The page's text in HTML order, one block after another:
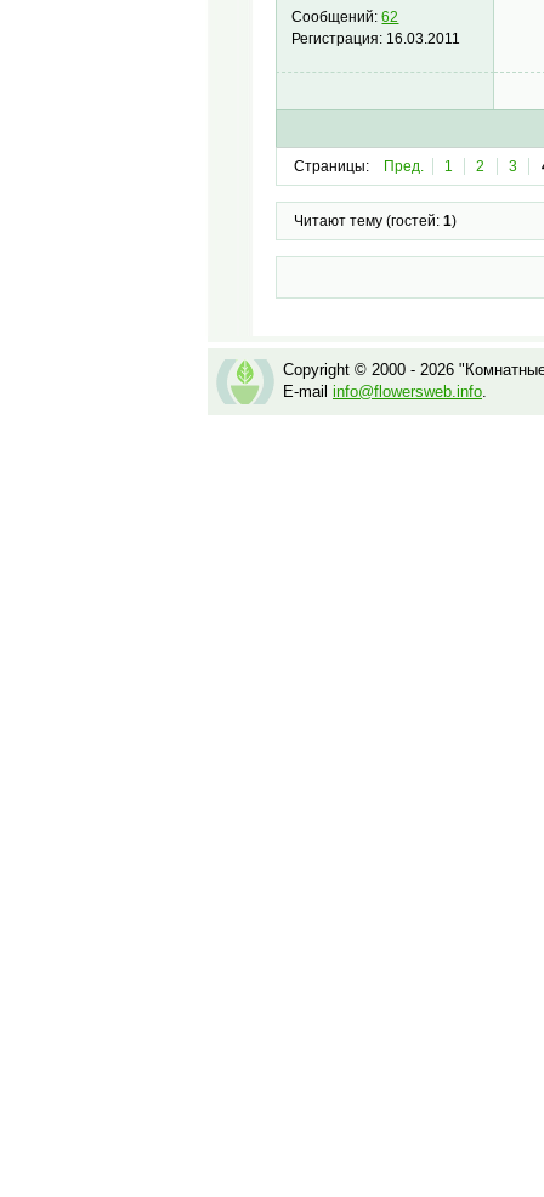
Сообщений:62
Регистрация: 16.03.2011
Страницы: Пред. 1 2 3
Читают тему (гостей: 1)
Copyright © 2000 - 2026
E-mail info@flowersweb.info.